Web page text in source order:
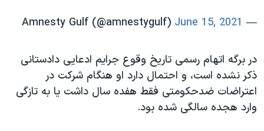
— Amnesty Gulf (@amnestygulf)
June 15, 2021
در برگه اتهام رسمی تاریخ وقوع جرایم ادعایی دادستانی
ذکر نشده است، و احتمال دارد او هنگام شرکت در
اعتراضات ضدحکومتی فقط هفده سال داشت یا به تازگی
وارد هجده سالگی شده بود.